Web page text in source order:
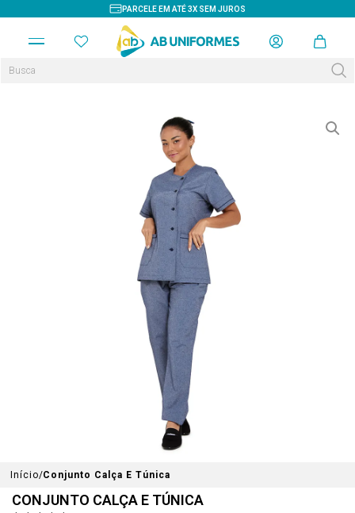
PARCELE EM ATÉ 3X SEM JUROS
Início Conjunto Calça E Túnica
CONJUNTO CALÇA E TÚNICA